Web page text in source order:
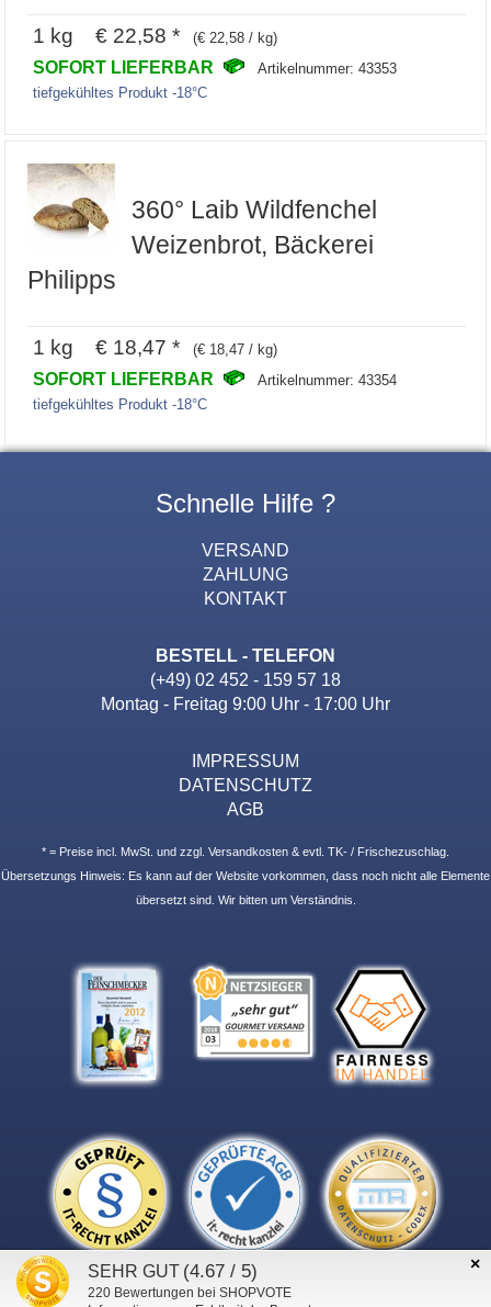
1 kg € 22,58 * (€ 22,58 / kg)
SOFORT LIEFERBAR
Artikelnummer: 43353
tiefgekühltes Produkt -18°C
360° Laib Wildfenchel
Weizenbrot, Bäckerei
Philipps
1 kg € 18,47 * (€ 18,47 / kg)
SOFORT LIEFERBAR
Artikelnummer: 43354
tiefgekühltes Produkt -18°C
Schnelle Hilfe ?
VERSAND
ZAHLUNG
KONTAKT
BESTELL - TELEFON
(+49) 02 452 - 159 57 18
Montag - Freitag 9:00 Uhr - 17:00 Uhr
IMPRESSUM
DATENSCHUTZ
AGB
* = Preise incl. MwSt. und zzgl. Versandkosten & evtl. TK- / Frischezuschlag.
Übersetzungs Hinweis: Es kann auf der Website vorkommen, dass noch nicht alle Elemente
übersetzt sind. Wir bitten um Verständnis.
×
SEHR GUT (4.67 / 5)
220 Bewertungen bei SHOPVOTE